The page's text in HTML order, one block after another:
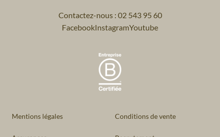
Contactez-nous : 02 543 95 60
FacebookInstagramYoutube
Mentions légales Conditions de vente